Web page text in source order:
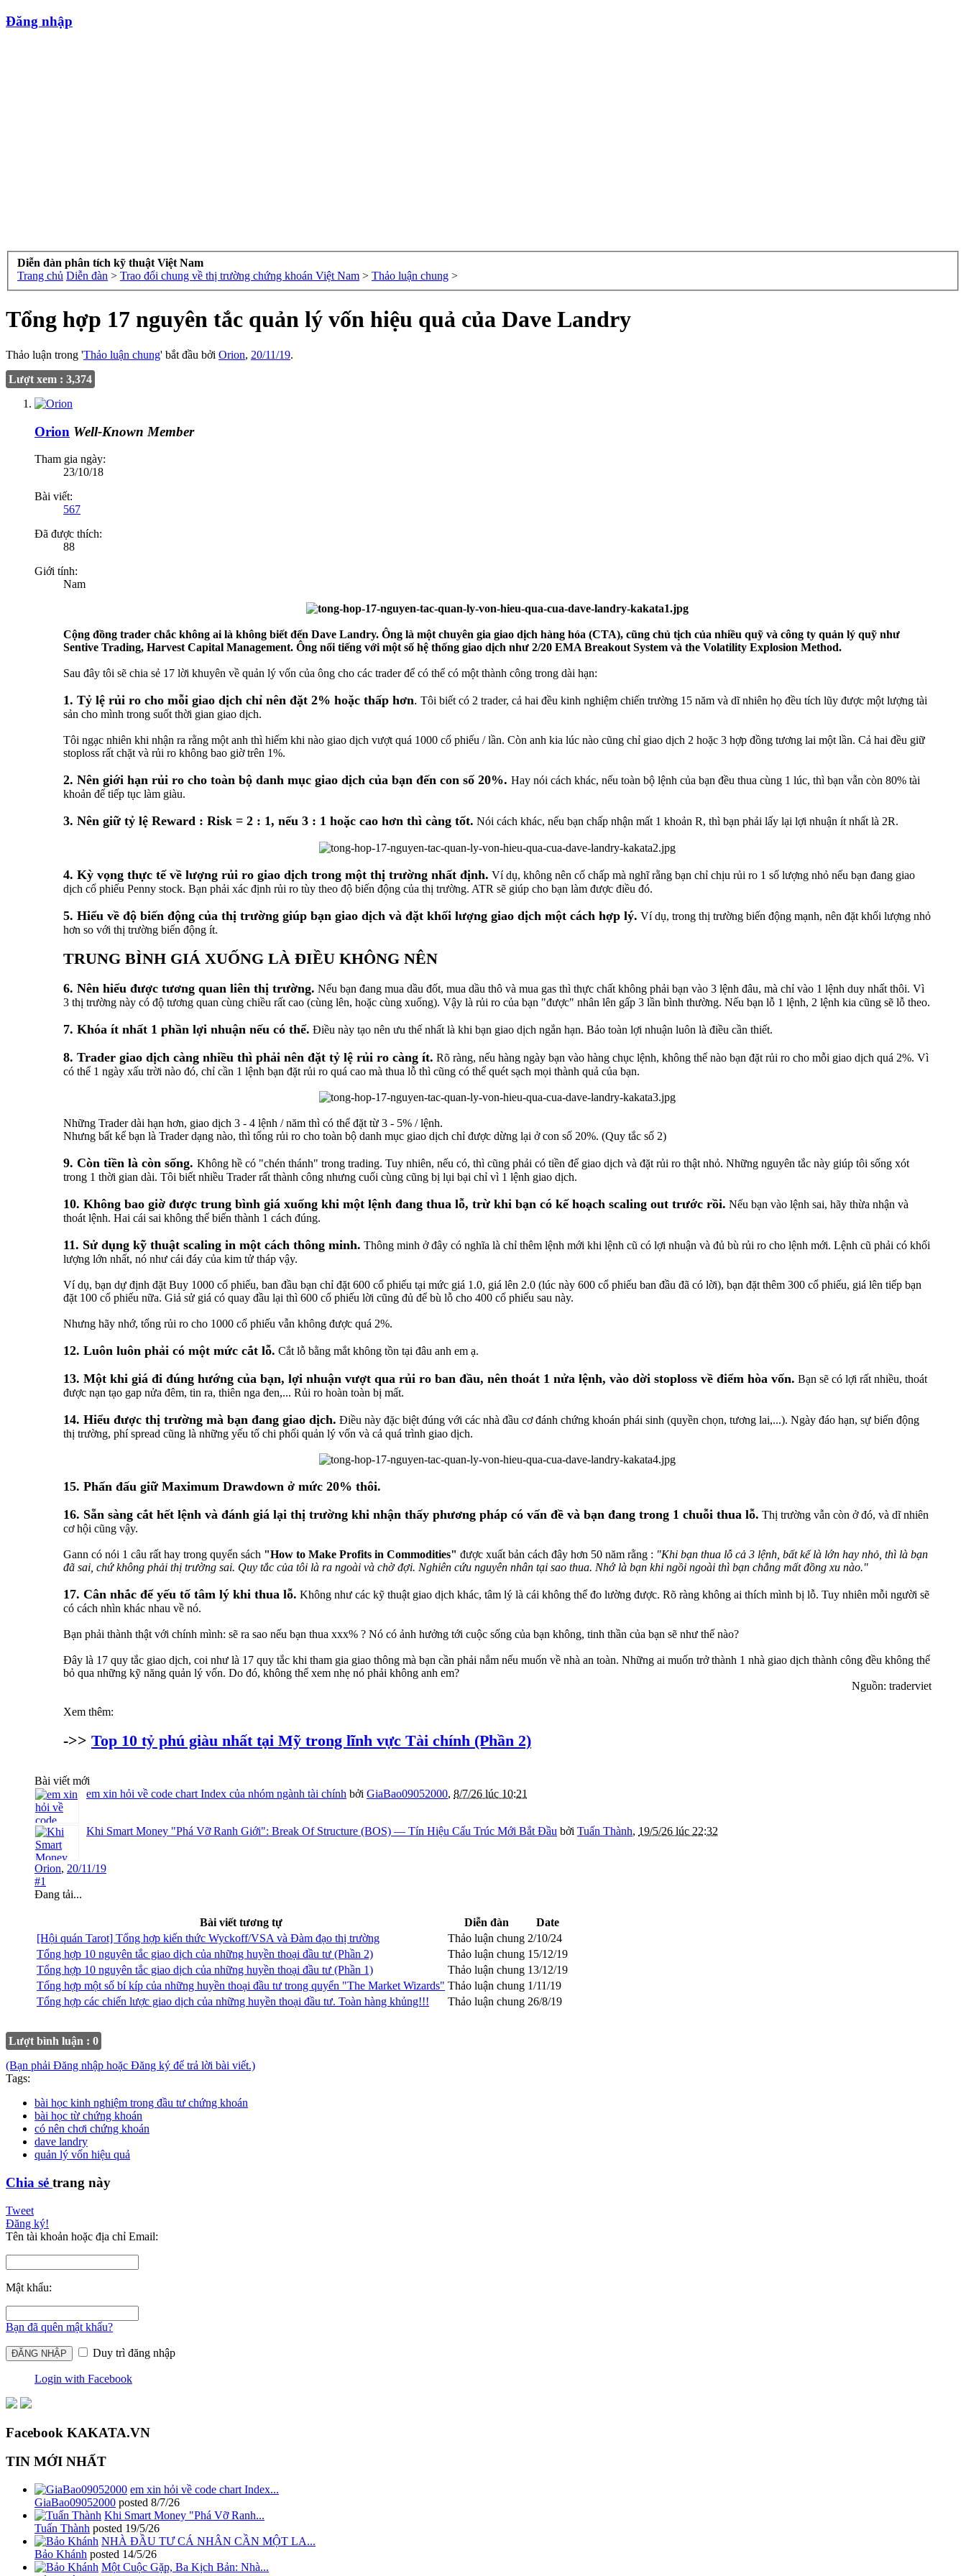
Đăng nhập
Diễn đàn phân tích kỹ thuật Việt Nam
Trang chủ Diễn đàn > Trao đổi chung về thị trường chứng khoán Việt Nam > Thảo luận chung >
Tổng hợp 17 nguyên tắc quản lý vốn hiệu quả của Dave Landry
Thảo luận trong 'Thảo luận chung' bắt đầu bởi Orion, 20/11/19.
Lượt xem : 3,374
Orion Well-Known Member
Tham gia ngày:
23/10/18
Bài viết:
567
Đã được thích:
88
Giới tính:
Nam
Cộng đồng trader chắc không ai là không biết đến Dave Landry. Ông là một chuyên gia giao dịch hàng hóa (CTA), cũng chủ tịch của nhiều quỹ và công ty quản lý quỹ như
Sentive Trading, Harvest Capital Management. Ông nổi tiếng với một số hệ thống giao dịch như 2/20 EMA Breakout System và the Volatility Explosion Method.
Sau đây tôi sẽ chia sẻ 17 lời khuyên về quản lý vốn của ông cho các trader để có thể có một thành công trong dài hạn:
1. Tỷ lệ rủi ro cho mỗi giao dịch chỉ nên đặt 2% hoặc thấp hơn. Tôi biết có 2 trader, cả hai đều kinh nghiệm chiến trường 15 năm và dĩ nhiên họ đều tích lũy được một lượng tài
sản cho mình trong suốt thời gian giao dịch.
Tôi ngạc nhiên khi nhận ra rằng một anh thì hiếm khi nào giao dịch vượt quá 1000 cổ phiếu / lần. Còn anh kia lúc nào cũng chỉ giao dịch 2 hoặc 3 hợp đồng tương lai một lần. Cả hai đều giữ
stoploss rất chặt và rủi ro không bao giờ trên 1%.
2. Nên giới hạn rủi ro cho toàn bộ danh mục giao dịch của bạn đến con số 20%. Hay nói cách khác, nếu toàn bộ lệnh của bạn đều thua cùng 1 lúc, thì bạn vẫn còn 80% tài
khoản để tiếp tục làm giàu.
3. Nên giữ tỷ lệ Reward : Risk = 2 : 1, nếu 3 : 1 hoặc cao hơn thì càng tốt. Nói cách khác, nếu bạn chấp nhận mất 1 khoản R, thì bạn phải lấy lại lợi nhuận ít nhất là 2R.
4. Kỳ vọng thực tế về lượng rủi ro giao dịch trong một thị trường nhất định. Ví dụ, không nên cố chấp mà nghĩ rằng bạn chỉ chịu rủi ro 1 số lượng nhỏ nếu bạn đang giao
dịch cổ phiếu Penny stock. Bạn phải xác định rủi ro tùy theo độ biến động của thị trường. ATR sẽ giúp cho bạn làm được điều đó.
5. Hiểu về độ biến động của thị trường giúp bạn giao dịch và đặt khối lượng giao dịch một cách hợp lý. Ví dụ, trong thị trường biến động mạnh, nên đặt khối lượng nhỏ
hơn so với thị trường biến động ít.
TRUNG BÌNH GIÁ XUỐNG LÀ ĐIỀU KHÔNG NÊN
6. Nên hiểu được tương quan liên thị trường. Nếu bạn đang mua dầu đốt, mua dầu thô và mua gas thì thực chất không phải bạn vào 3 lệnh đâu, mà chỉ vào 1 lệnh duy nhất thôi. Vì
3 thị trường này có độ tương quan cùng chiều rất cao (cùng lên, hoặc cùng xuống). Vậy là rủi ro của bạn "được" nhân lên gấp 3 lần bình thường. Nếu bạn lỗ 1 lệnh, 2 lệnh kia cũng sẽ lỗ theo.
7. Khóa ít nhất 1 phần lợi nhuận nếu có thể. Điều này tạo nên ưu thế nhất là khi bạn giao dịch ngắn hạn. Bảo toàn lợi nhuận luôn là điều cần thiết.
8. Trader giao dịch càng nhiều thì phải nên đặt tỷ lệ rủi ro càng ít. Rõ ràng, nếu hàng ngày bạn vào hàng chục lệnh, không thể nào bạn đặt rủi ro cho mỗi giao dịch quá 2%. Vì
có thể 1 ngày xấu trời nào đó, chỉ cần 1 lệnh bạn đặt rủi ro quá cao mà thua lỗ thì cũng có thể quét sạch mọi thành quả của bạn.
Những Trader dài hạn hơn, giao dịch 3 - 4 lệnh / năm thì có thể đặt từ 3 - 5% / lệnh.
Nhưng bất kể bạn là Trader dạng nào, thì tổng rủi ro cho toàn bộ danh mục giao dịch chỉ được dừng lại ở con số 20%. (Quy tắc số 2)
9. Còn tiền là còn sống. Không hề có "chén thánh" trong trading. Tuy nhiên, nếu có, thì cũng phải có tiền để giao dịch và đặt rủi ro thật nhỏ. Những nguyên tắc này giúp tôi sống xót
trong 1 thời gian dài. Tôi biết nhiều Trader rất thành công nhưng cuối cùng cũng bị lụi bại chỉ vì 1 lệnh giao dịch.
10. Không bao giờ được trung bình giá xuống khi một lệnh đang thua lỗ, trừ khi bạn có kế hoạch scaling out trước rồi. Nếu bạn vào lệnh sai, hãy thừa nhận và
thoát lệnh. Hai cái sai không thể biến thành 1 cách đúng.
11. Sử dụng kỹ thuật scaling in một cách thông minh. Thông minh ở đây có nghĩa là chỉ thêm lệnh mới khi lệnh cũ có lợi nhuận và đủ bù rủi ro cho lệnh mới. Lệnh cũ phải có khối
lượng lớn nhất, nó như cái đáy của kim tử tháp vậy.
Ví dụ, bạn dự định đặt Buy 1000 cổ phiếu, ban đầu bạn chỉ đặt 600 cổ phiếu tại mức giá 1.0, giá lên 2.0 (lúc này 600 cổ phiếu ban đầu đã có lời), bạn đặt thêm 300 cổ phiếu, giá lên tiếp bạn
đặt 100 cổ phiếu nữa. Giả sử giá có quay đầu lại thì 600 cổ phiếu lời cũng đủ để bù lỗ cho 400 cổ phiếu sau này.
Nhưng hãy nhớ, tổng rủi ro cho 1000 cổ phiếu vẫn không được quá 2%.
12. Luôn luôn phải có một mức cắt lỗ. Cắt lỗ bằng mắt không tồn tại đâu anh em ạ.
13. Một khi giá đi đúng hướng của bạn, lợi nhuận vượt qua rủi ro ban đầu, nên thoát 1 nửa lệnh, vào dời stoploss về điểm hòa vốn. Bạn sẽ có lợi rất nhiều, thoát
được nạn tạo gap nửa đêm, tin ra, thiên nga đen,... Rủi ro hoàn toàn bị mất.
14. Hiểu được thị trường mà bạn đang giao dịch. Điều này đặc biệt đúng với các nhà đầu cơ đánh chứng khoán phái sinh (quyền chọn, tương lai,...). Ngày đáo hạn, sự biến động
thị trường, phí spread cũng là những yếu tố chi phối quản lý vốn và cả quá trình giao dịch.
15. Phấn đấu giữ Maximum Drawdown ở mức 20% thôi.
16. Sẵn sàng cắt hết lệnh và đánh giá lại thị trường khi nhận thấy phương pháp có vấn đề và bạn đang trong 1 chuỗi thua lỗ. Thị trường vẫn còn ở đó, và dĩ nhiên
cơ hội cũng vậy.
Gann có nói 1 câu rất hay trong quyển sách "How to Make Profits in Commodities" được xuất bản cách đây hơn 50 năm rằng : "Khi bạn thua lỗ cả 3 lệnh, bất kể là lớn hay nhỏ, thì là bạn
đã sai, chứ không phải thị trường sai. Quy tắc của tôi là ra ngoài và chờ đợi. Nghiên cứu nguyên nhân tại sao thua. Nhớ là bạn khi ngồi ngoài thì bạn chẳng mất đồng xu nào."
17. Cân nhắc để yếu tố tâm lý khi thua lỗ. Không như các kỹ thuật giao dịch khác, tâm lý là cái không thể đo lường được. Rõ ràng không ai thích mình bị lỗ. Tuy nhiên mỗi người sẽ
có cách nhìn khác nhau về nó.
Bạn phải thành thật với chính mình: sẽ ra sao nếu bạn thua xxx% ? Nó có ảnh hưởng tới cuộc sống của bạn không, tinh thần của bạn sẽ như thế nào?
Đây là 17 quy tắc giao dịch, coi như là 17 quy tắc khi tham gia giao thông mà bạn cần phải nắm nếu muốn về nhà an toàn. Những ai muốn trở thành 1 nhà giao dịch thành công đều không thể
bỏ qua những kỹ năng quản lý vốn. Do đó, không thể xem nhẹ nó phải không anh em?
Nguồn: traderviet​
Xem thêm:
->> Top 10 tỷ phú giàu nhất tại Mỹ trong lĩnh vực Tài chính (Phần 2)
Bài viết mới
em xin hỏi về code chart Index của nhóm ngành tài chính bởi GiaBao09052000, 8/7/26 lúc 10:21
Khi Smart Money "Phá Vỡ Ranh Giới": Break Of Structure (BOS) — Tín Hiệu Cấu Trúc Mới Bắt Đầu bởi Tuấn Thành, 19/5/26 lúc 22:32
Orion, 20/11/19
#1
Đang tải...
Bài viết tương tự Diễn đàn
Date
[Hội quán Tarot] Tổng hợp kiến thức Wyckoff/VSA và Đàm đạo thị trường
Thảo luận chung 2/10/24
Tổng hợp 10 nguyên tắc giao dịch của những huyền thoại đầu tư (Phần 2)
Thảo luận chung 15/12/19
Tổng hợp 10 nguyên tắc giao dịch của những huyền thoại đầu tư (Phần 1)
Thảo luận chung 13/12/19
Tổng hợp một số bí kíp của những huyền thoại đầu tư trong quyển "The Market Wizards" Thảo luận chung 1/11/19
Tổng hợp các chiến lược giao dịch của những huyền thoại đầu tư. Toàn hàng khủng!!!
Thảo luận chung 26/8/19
Lượt bình luận : 0
(Bạn phải Đăng nhập hoặc Đăng ký để trả lời bài viết.)
Tags:
bài học kinh nghiệm trong đầu tư chứng khoán
bài học từ chứng khoán
có nên chơi chứng khoán
dave landry
quản lý vốn hiệu quả
Chia sẻ trang này
Tweet
Đăng ký!
Tên tài khoản hoặc địa chỉ Email:
Mật khẩu:
Bạn đã quên mật khẩu?
Duy trì đăng nhập
Login with Facebook
Facebook KAKATA.VN
TIN MỚI NHẤT
em xin hỏi về code chart Index...
GiaBao09052000 posted 8/7/26
Khi Smart Money "Phá Vỡ Ranh...
Tuấn Thành posted 19/5/26
NHÀ ĐẦU TƯ CÁ NHÂN CẦN MỘT LA...
Bảo Khánh posted 14/5/26
Một Cuộc Gặp, Ba Kịch Bản: Nhà...